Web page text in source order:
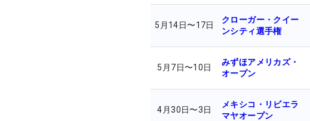
5月14日〜17日
クローガー・クイー
ンシティ選手権
5月7日〜10日
みずほアメリカズ・
オープン
4月30日〜3日
メキシコ・リビエラ
マヤオープン